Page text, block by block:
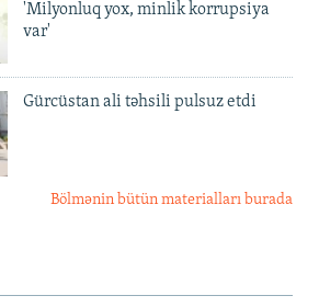
'Milyonluq yox, minlik korrupsiya
var'
Gürcüstan ali təhsili pulsuz etdi
Bölmənin bütün materialları burada